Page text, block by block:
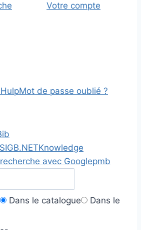
Votre compte
Mot de passe oublié ?
SIGB.NETKnowledge
avec Googlepmb
Dans le catalogue
Dans le